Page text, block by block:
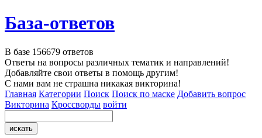
База-ответов
В базе 156679 ответов
Ответы на вопросы различных тематик и направлений!
Добавляйте свои ответы в помощь другим!
С нами вам не страшна никакая викторина!
Главная Категории Поиск Поиск по маске Добавить вопрос
Викторина Кроссворды войти